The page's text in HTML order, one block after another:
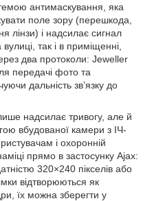
антимаскування, яка
поле зору (перешкода,
лінзи) і надсилає сигнал
так і в приміщенні,
два протоколи: Jeweller
передачі фото та
дальність зв’язку до
надсилає тривогу, але й
вбудованої камери з ІЧ-
і охоронній
прямо в застосунку Ajax:
320×240 пікселів або
відтворюються як
їх можна зберегти у